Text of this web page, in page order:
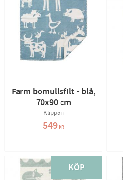
Farm bomullsfilt - blå,
70x90 cm
Klippan
549KR
KÖP